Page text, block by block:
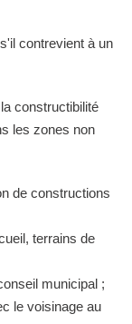
contrevient à un
constructibilité
les zones non
de constructions
terrains de
municipal ;
le voisinage au